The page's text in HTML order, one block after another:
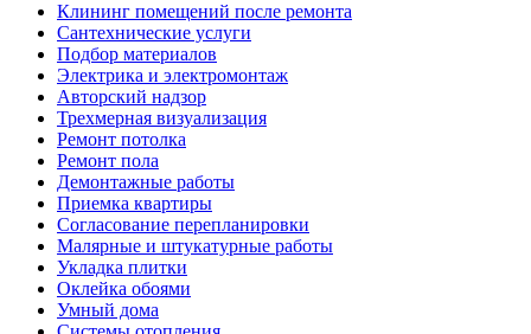
Клининг помещений после ремонта
Сантехнические услуги
Подбор материалов
Электрика и электромонтаж
Авторский надзор
Трехмерная визуализация
Ремонт потолка
Ремонт пола
Демонтажные работы
Приемка квартиры
Согласование перепланировки
Малярные и штукатурные работы
Укладка плитки
Оклейка обоями
Умный дома